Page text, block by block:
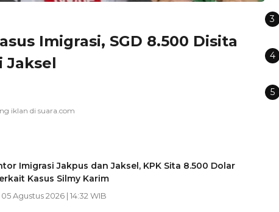
Imigrasi, SGD 8.500 Disita
Jaksel
Imigrasi Jakpus dan Jaksel, KPK Sita 8.500 Dolar
Kasus Silmy Karim
Agustus 2026 | 14:32 WIB
3
4
5